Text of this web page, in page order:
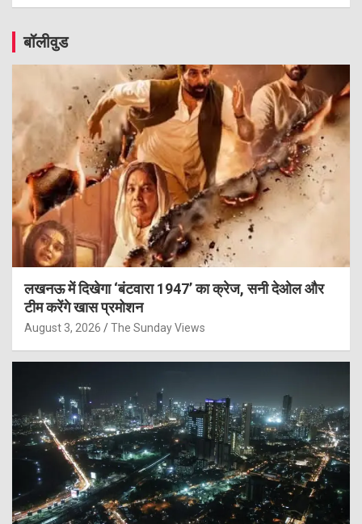
बॉलीवुड
लखनऊ में दिखेगा ‘बंटवारा 1947’ का क्रेज, सनी देओल और
टीम करेंगे खास प्रमोशन
August 3, 2026 The Sunday Views